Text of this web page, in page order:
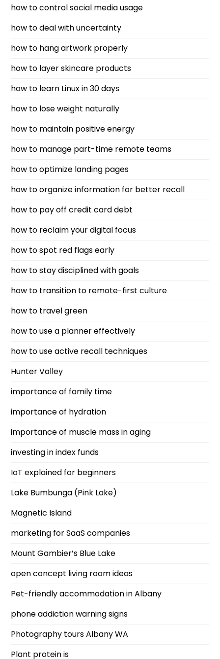
how to control social media usage
how to deal with uncertainty
how to hang artwork properly
how to layer skincare products
how to learn Linux in 30 days
how to lose weight naturally
how to maintain positive energy
how to manage part-time remote teams
how to optimize landing pages
how to organize information for better recall
how to pay off credit card debt
how to reclaim your digital focus
how to spot red flags early
how to stay disciplined with goals
how to transition to remote-first culture
how to travel green
how to use a planner effectively
how to use active recall techniques
Hunter Valley
importance of family time
importance of hydration
importance of muscle mass in aging
investing in index funds
IoT explained for beginners
Lake Bumbunga (Pink Lake)
Magnetic Island
marketing for SaaS companies
Mount Gambier’s Blue Lake
open concept living room ideas
Pet-friendly accommodation in Albany
phone addiction warning signs
Photography tours Albany WA
Plant protein is